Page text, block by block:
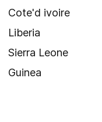
Cote'd ivoire
Liberia
Sierra Leone
Guinea